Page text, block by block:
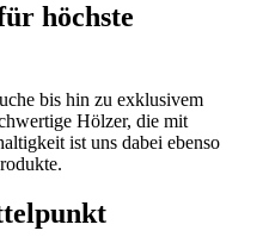
höchste
bis hin zu exklusivem
Hölzer, die mit
ist uns dabei ebenso